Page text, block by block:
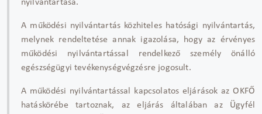
nyilvántartása.
A működési nyilvántartás közhiteles hatósági nyilvántartás,
melynek rendeltetése annak igazolása, hogy az érvényes
működési nyilvántartással rendelkező személy önálló
egészségügyi tevékenységvégzésre jogosult.
A működési nyilvántartással kapcsolatos eljárások az OKFŐ
hatáskörébe tartoznak, az eljárás általában az Ügyfél